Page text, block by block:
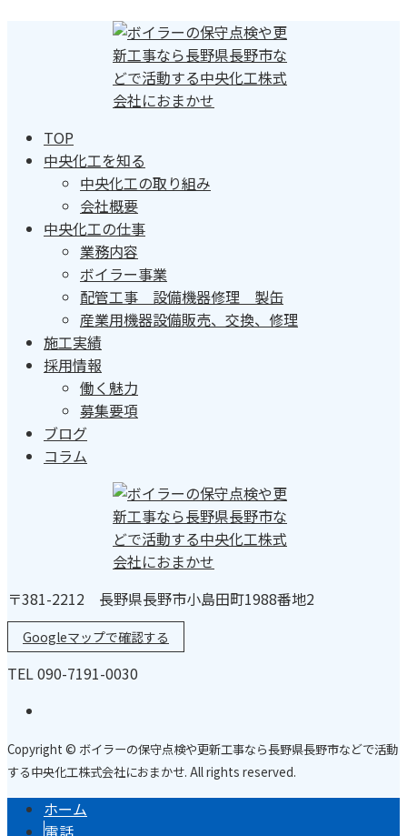
TOP
中央化工を知る
中央化工の取り組み
会社概要
中央化工の仕事
業務内容
ボイラー事業
配管工事 設備機器修理 製缶
産業用機器設備販売、交換、修理
施工実績
採用情報
働く魅力
募集要項
ブログ
コラム
〒381-2212 長野県長野市小島田町1988番地2
Googleマップで確認する
TEL 090-7191-0030
Copyright © ボイラーの保守点検や更新工事なら長野県長野市などで活動
する中央化工株式会社におまかせ. All rights reserved.
ホーム
電話